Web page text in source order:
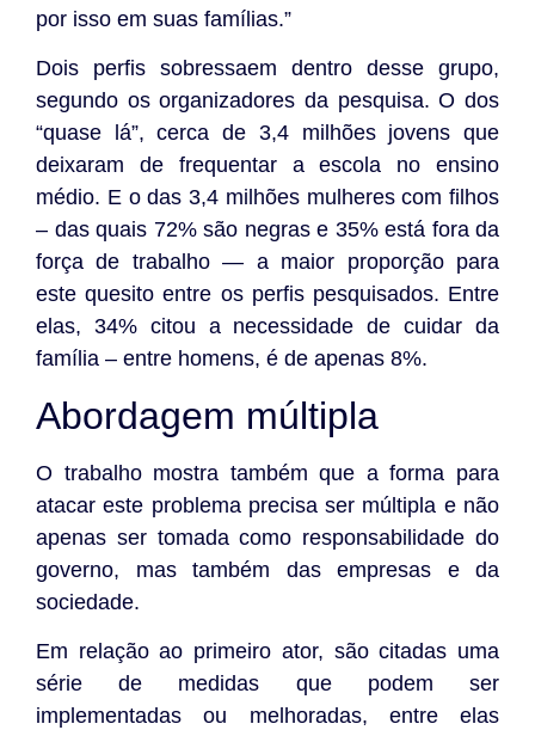
por isso em suas famílias.”
Dois perfis sobressaem dentro desse grupo,
segundo os organizadores da pesquisa. O dos
“quase lá”, cerca de 3,4 milhões jovens que
deixaram de frequentar a escola no ensino
médio. E o das 3,4 milhões mulheres com filhos
– das quais 72% são negras e 35% está fora da
força de trabalho — a maior proporção para
este quesito entre os perfis pesquisados. Entre
elas, 34% citou a necessidade de cuidar da
família – entre homens, é de apenas 8%.
Abordagem múltipla
O trabalho mostra também que a forma para
atacar este problema precisa ser múltipla e não
apenas ser tomada como responsabilidade do
governo, mas também das empresas e da
sociedade.
Em relação ao primeiro ator, são citadas uma
série de medidas que podem ser
implementadas ou melhoradas, entre elas